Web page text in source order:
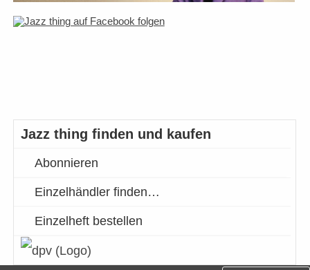
Jazz thing finden und kaufen
Abonnieren
Einzelhändler finden…
Einzelheft bestellen